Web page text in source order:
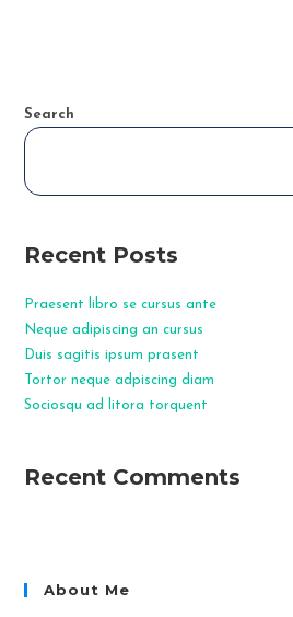
Search
Recent Posts
Praesent libro se cursus ante
Neque adipiscing an cursus
Duis sagitis ipsum prasent
Tortor neque adpiscing diam
Sociosqu ad litora torquent
Recent Comments
About Me